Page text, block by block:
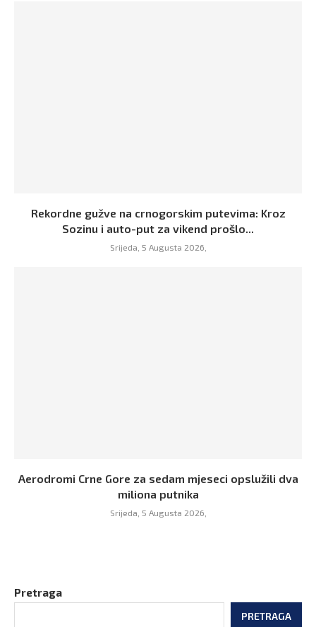
Rekordne gužve na crnogorskim putevima: Kroz
Sozinu i auto-put za vikend prošlo...
Srijeda, 5 Augusta 2026,
Aerodromi Crne Gore za sedam mjeseci opslužili dva
miliona putnika
Srijeda, 5 Augusta 2026,
Pretraga
PRETRAGA